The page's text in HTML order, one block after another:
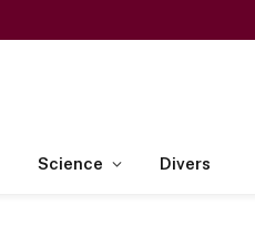
Science Divers